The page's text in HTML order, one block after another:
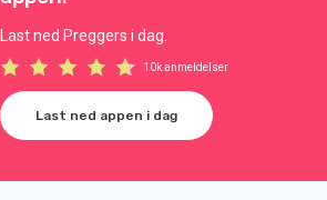
Last ned Preggers i dag.
10k anmeldelser
Last ned appen i dag